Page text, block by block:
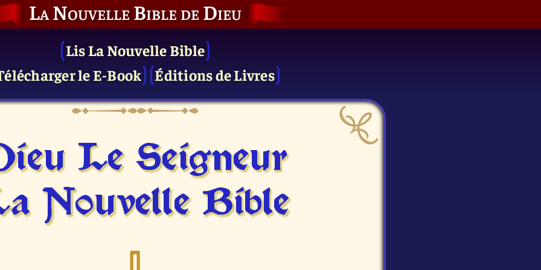
La Nouvelle Bible de Dieu
Lis La Nouvelle Bible
le E-Book
Éditions de Livres
Le Seigneur
Nouvelle Bible